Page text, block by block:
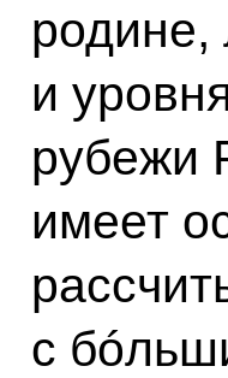
родине,
и
рубежи
имеет
с